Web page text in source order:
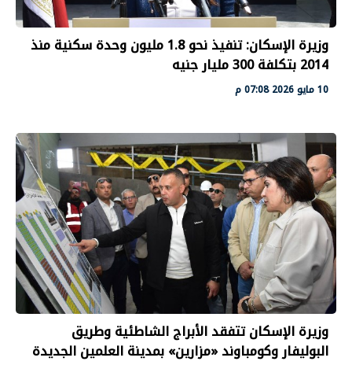
وزيرة الإسكان: تنفيذ نحو 1.8 مليون وحدة سكنية منذ
2014 بتكلفة 300 مليار جنيه
10 مايو 2026 07:08 م
وزيرة الإسكان تتفقد الأبراج الشاطئية وطريق
البوليفار وكومباوند «مزارين» بمدينة العلمين الجديدة